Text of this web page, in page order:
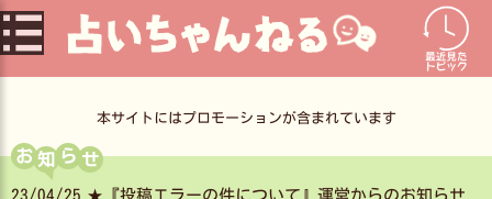
コ
ン
テ
へ
本サイトにはプロモーションが含まれています
お ら
のお知らせ